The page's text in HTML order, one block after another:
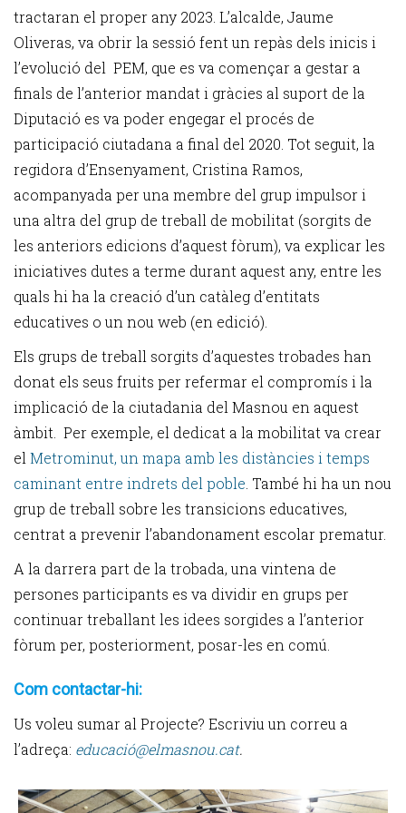
tractaran el proper any 2023. L’alcalde, Jaume
Oliveras, va obrir la sessió fent un repàs dels inicis i
l’evolució del PEM, que es va començar a gestar a
finals de l’anterior mandat i gràcies al suport de la
Diputació es va poder engegar el procés de
participació ciutadana a final del 2020. Tot seguit, la
regidora d’Ensenyament, Cristina Ramos,
acompanyada per una membre del grup impulsor i
una altra del grup de treball de mobilitat (sorgits de
les anteriors edicions d’aquest fòrum), va explicar les
iniciatives dutes a terme durant aquest any, entre les
quals hi ha la creació d’un catàleg d’entitats
educatives o un nou web (en edició).
Els grups de treball sorgits d’aquestes trobades han
donat els seus fruits per refermar el compromís i la
implicació de la ciutadania del Masnou en aquest
àmbit. Per exemple, el dedicat a la mobilitat va crear
el Metrominut, un mapa amb les distàncies i temps
caminant entre indrets del poble . També hi ha un nou
grup de treball sobre les transicions educatives,
centrat a prevenir l’abandonament escolar prematur.
A la darrera part de la trobada, una vintena de
persones participants es va dividir en grups per
continuar treballant les idees sorgides a l’anterior
fòrum per, posteriorment, posar-les en comú.
Com contactar-hi:
Us voleu sumar al Projecte? Escriviu un correu a
l’adreça: educació@elmasnou.cat.